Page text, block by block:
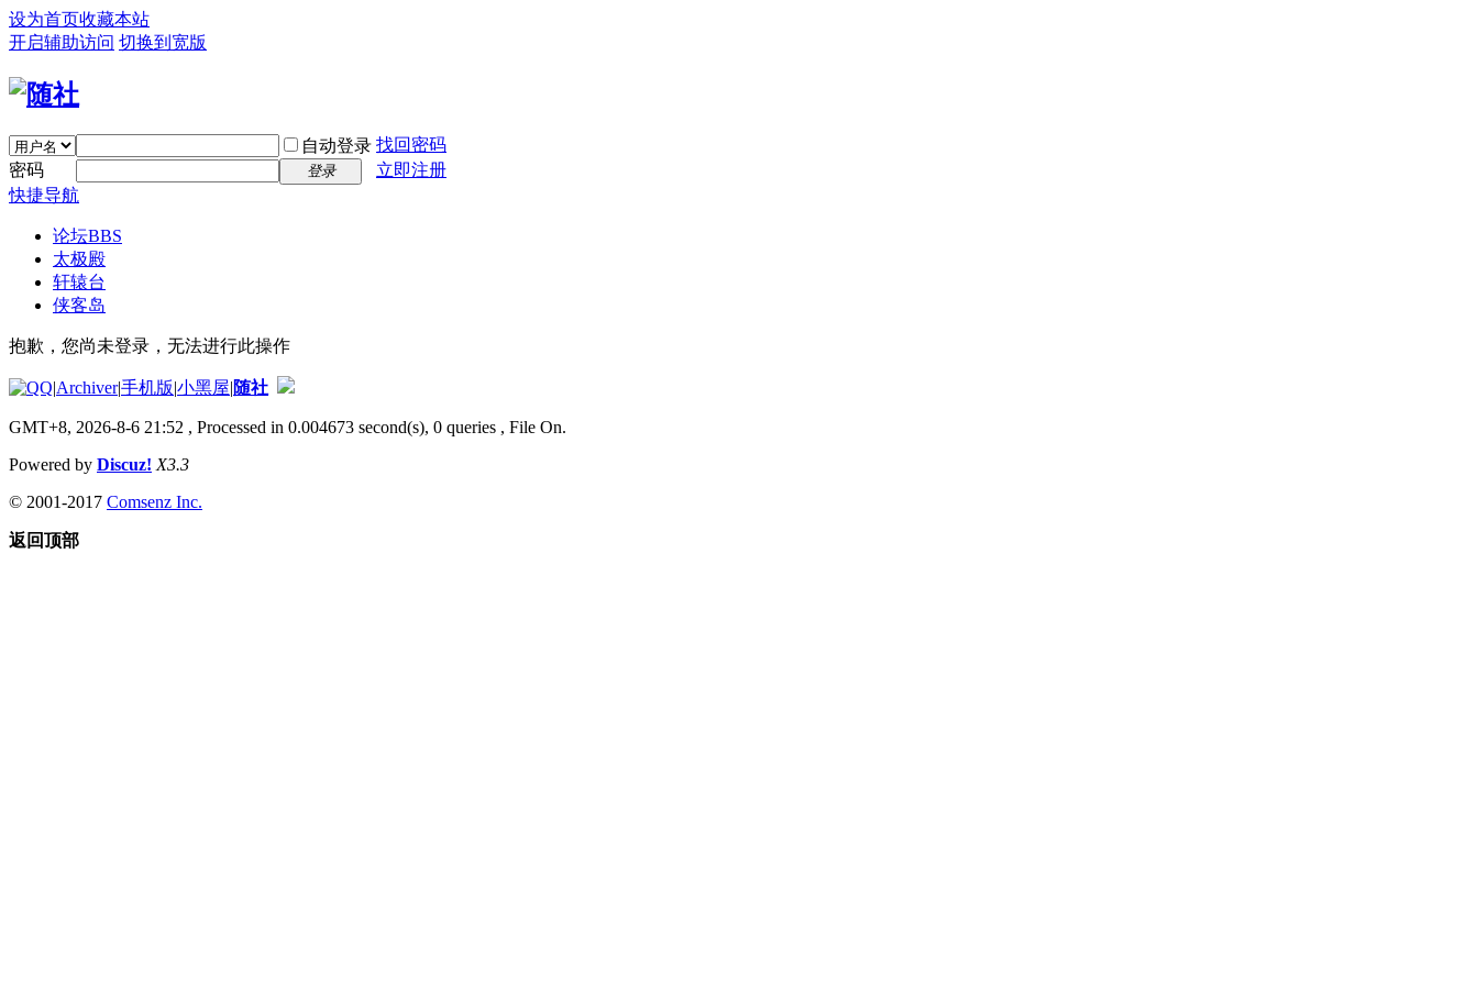
设为首页收藏本站
开启辅助访问 切换到宽版
自动登录 找回密码
密码
登录
立即注册
快捷导航
论坛BBS
太极殿
轩辕台
侠客岛
抱歉，您尚未登录，无法进行此操作
|Archiver|手机版|小黑屋|随社
GMT+8, 2026-8-6 21:52 , Processed in 0.004673 second(s), 0 queries , File On.
Powered by Discuz! X3.3
© 2001-2017 Comsenz Inc.
返回顶部